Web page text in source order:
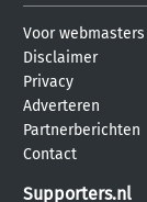
Voor webmasters
Disclaimer
Privacy
Adverteren
Partnerberichten
Contact
Supporters.nl